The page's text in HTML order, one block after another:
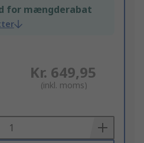
for mængderabat
Kr. 649,95
(inkl. moms)